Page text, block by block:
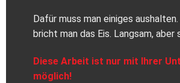
Dafür muss man einiges
bricht man das Eis. Langsam, aber
Diese Arbeit ist nur mit Ihrer
möglich!